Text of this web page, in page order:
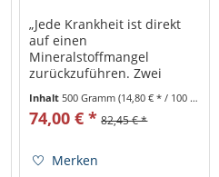
„Jede Krankheit ist direkt
auf einen
Mineralstoffmangel
zurückzuführen. Zwei
Nahrungsaufnahme sollten
Mineralstoffe sein.“ – Zitat
(zweifacher
Nobelpreisträger) Was ist
Inhalt 500 Gramm(14,80 € * / 100 Gramm)
74,00 € * 82,45 € *
Merken